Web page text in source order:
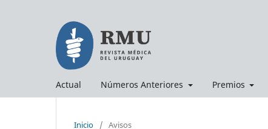
Actual Números Anteriores Premios
Inicio / Avisos